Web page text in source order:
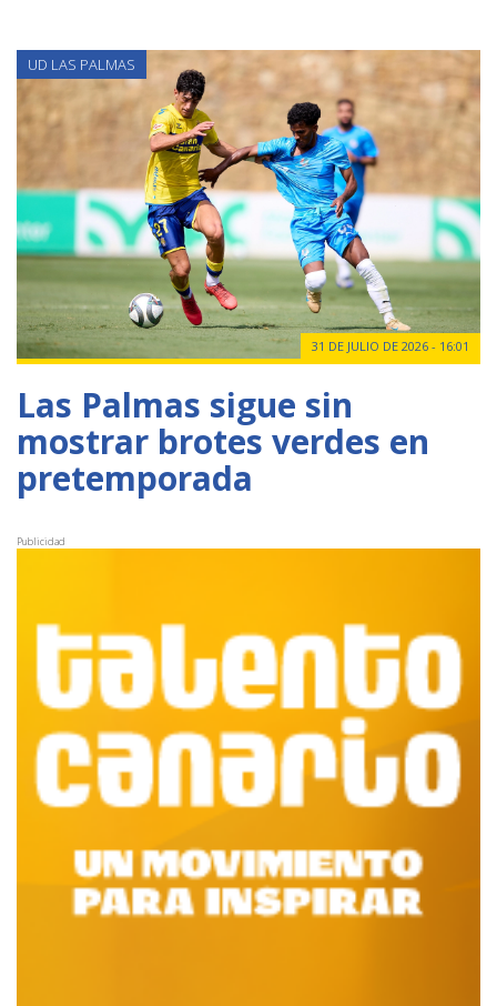
UD LAS PALMAS
31 DE JULIO DE 2026 - 16:01
Las Palmas sigue sin
mostrar brotes verdes en
pretemporada
Publicidad